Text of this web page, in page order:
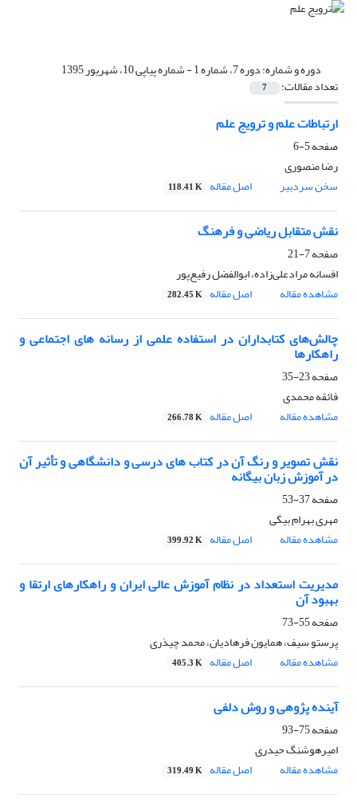
دوره و شماره:دوره 7، شماره 1 - شماره پیاپی 10، شهریور 1395
تعداد مقالات: 7
ارتباطات علم و ترویج علم
صفحه5-6
رضا منصوری
سخن سردبیر
اصل مقاله 118.41 K
نقش متقابل ریاضی و فرهنگ
صفحه7-21
افسانه مرادعلی‌زاده، ابوالفضل رفیع‌پور
مشاهده مقاله
اصل مقاله 282.45 K
چالش‌های کتابداران در استفاده علمی از رسانه های اجتماعی و
راهکارها
صفحه23-35
فائقه محمدی
مشاهده مقاله
اصل مقاله 266.78 K
نقش تصویر و رنگ آن در کتاب های درسی و دانشگاهی و تأثیر آن
در آموزش زبان بیگانه
صفحه37-53
مهری بهرام بیگی
مشاهده مقاله
اصل مقاله 399.92 K
مدیریت استعداد در نظام آموزش عالی ایران و راهکارهای ارتقا و
بهبود آن
صفحه55-73
پرستو سیف، همایون فرهادیان، محمد چیذری
مشاهده مقاله
اصل مقاله 405.3 K
آینده ‏پژوهی و روش دلفی
صفحه75-93
امیرهوشنگ حیدری
مشاهده مقاله
اصل مقاله 319.49 K